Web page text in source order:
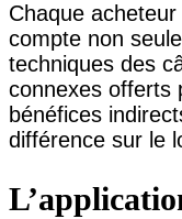
Chaque
compte non
techniques des
connexes offerts
bénéfices
différence sur le